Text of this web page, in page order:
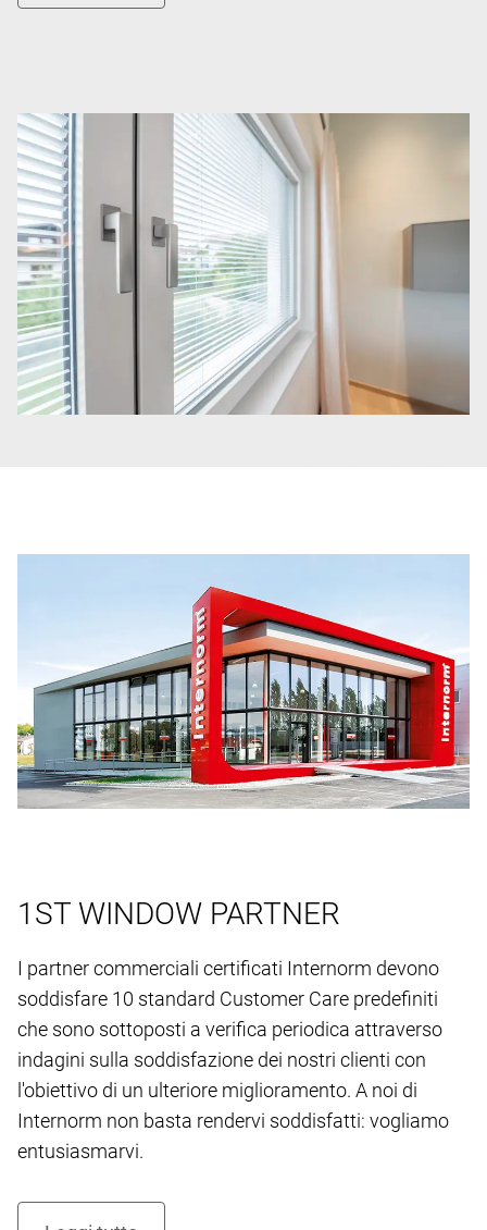
1ST WINDOW PARTNER
I partner commerciali certificati Internorm devono
soddisfare 10 standard Customer Care predefiniti
che sono sottoposti a verifica periodica attraverso
indagini sulla soddisfazione dei nostri clienti con
l'obiettivo di un ulteriore miglioramento. A noi di
Internorm non basta rendervi soddisfatti: vogliamo
entusiasmarvi.